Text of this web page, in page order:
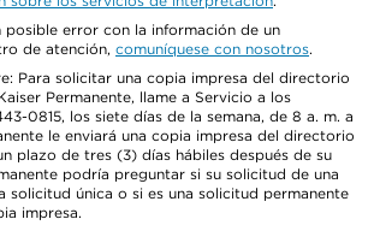
posible error con la información de un
de atención, comuníquese con nosotros.
Para solicitar una copia impresa del directorio
Permanente, llame a Servicio a los
0815, los siete días de la semana, de 8 a. m. a
le enviará una copia impresa del directorio
plazo de tres (3) días hábiles después de su
podría preguntar si su solicitud de una
solicitud única o si es una solicitud permanente
impresa.